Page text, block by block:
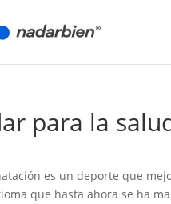
para la
es un deporte que
que hasta ahora se ha